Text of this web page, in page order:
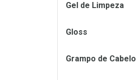
Gel de Limpeza
Gloss
Grampo de Cabelo